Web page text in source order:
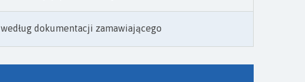
według dokumentacji zamawiającego